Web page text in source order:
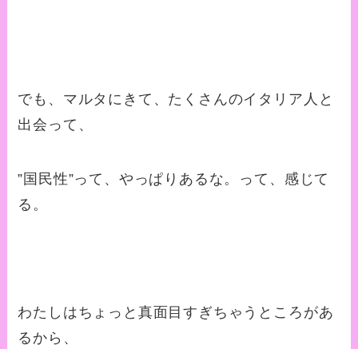
でも、マルタにきて、たくさんのイタリア人と
出会って、
”国民性”って、やっぱりあるな。って、感じて
る。
わたしはちょっと真面目すぎちゃうところがあ
るから、